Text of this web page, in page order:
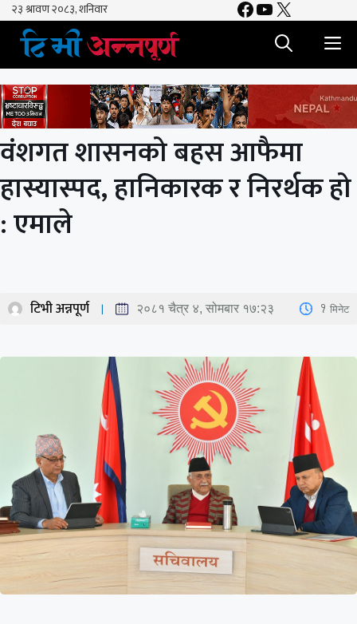
Skip
content
Facebook
YouTube
X
वंशगत शासनको बहस आफैमा
हास्यास्पद, हानिकारक र निरर्थक हो
: एमाले
टिभी अन्नपूर्ण २०८१ चैत्र ४, सोमबार १७:२३ 1 मिनेट